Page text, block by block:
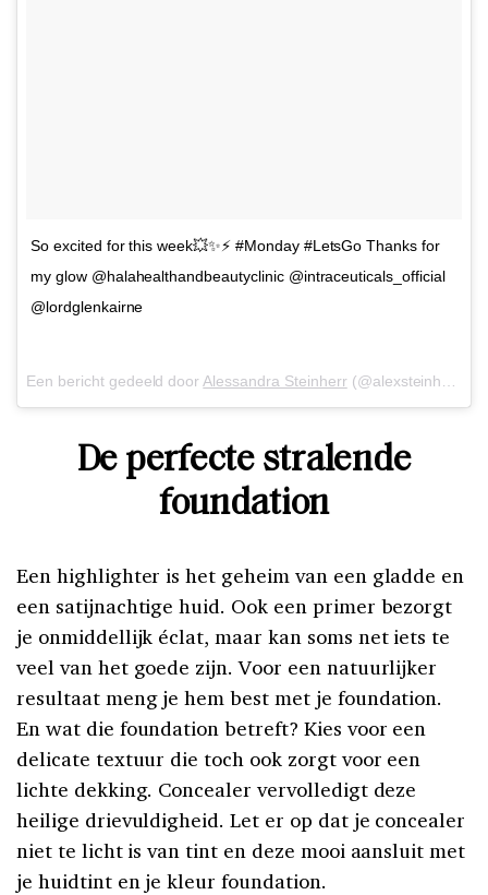
So excited for this week💥✨⚡️ #Monday #LetsGo Thanks for
my glow @halahealthandbeautyclinic @intraceuticals_official
@lordglenkairne
Een bericht gedeeld door Alessandra Steinherr (@alexsteinherr) op
De perfecte stralende
foundation
Een highlighter is het geheim van een gladde en
een satijnachtige huid. Ook een primer bezorgt
je onmiddellijk éclat, maar kan soms net iets te
veel van het goede zijn. Voor een natuurlijker
resultaat meng je hem best met je foundation.
En wat die foundation betreft? Kies voor een
delicate textuur die toch ook zorgt voor een
lichte dekking. Concealer vervolledigt deze
heilige drievuldigheid. Let er op dat je concealer
niet te licht is van tint en deze mooi aansluit met
je huidtint en je kleur foundation.